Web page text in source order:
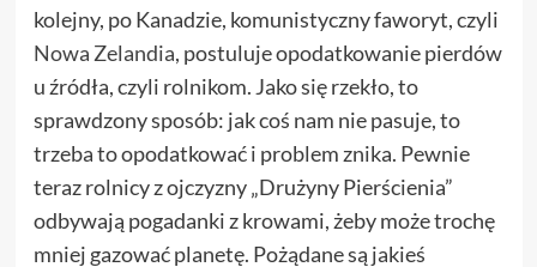
kolejny, po Kanadzie, komunistyczny faworyt, czyli
Nowa Zelandia, postuluje opodatkowanie pierdów
u źródła, czyli rolnikom. Jako się rzekło, to
sprawdzony sposób: jak coś nam nie pasuje, to
trzeba to opodatkować i problem znika. Pewnie
teraz rolnicy z ojczyzny „Drużyny Pierścienia”
odbywają pogadanki z krowami, żeby może trochę
mniej gazować planetę. Pożądane są jakieś